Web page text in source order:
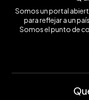
Somos un portal
para reflejar a un
Somos el punto de